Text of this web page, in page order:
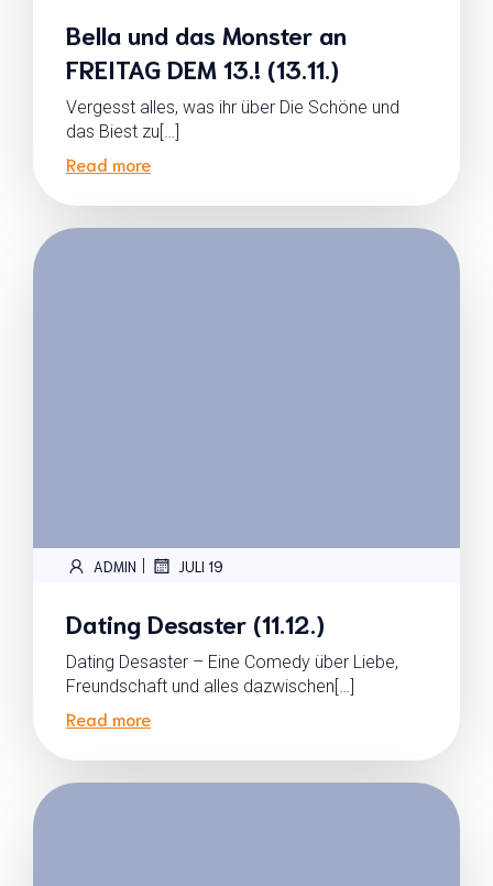
Bella und das Monster an
FREITAG DEM 13.! (13.11.)
Vergesst alles, was ihr über Die Schöne und
das Biest zu[…]
Read more
ADMIN | JULI 19
Dating Desaster (11.12.)
Dating Desaster – Eine Comedy über Liebe,
Freundschaft und alles dazwischen[…]
Read more